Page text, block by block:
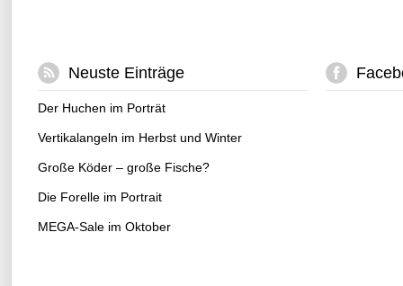
Neuste Einträge
Der Huchen im Porträt
Vertikalangeln im Herbst und Winter
Große Köder – große Fische?
Die Forelle im Portrait
MEGA-Sale im Oktober